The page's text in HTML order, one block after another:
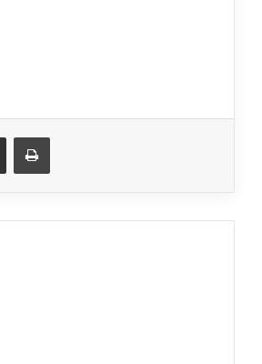
Share via Email Print